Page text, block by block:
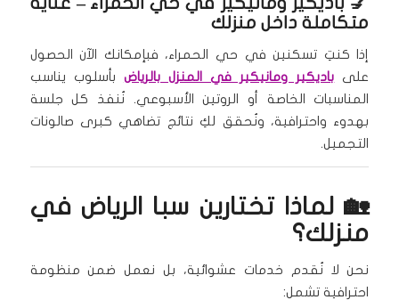
متكاملة داخل منزلك
إذا كنتِ تسكنين في حي الحمراء، فبإمكانك الآن الحصول
على باديكير ومانيكير في المنزل بالرياض بأسلوب يناسب
المناسبات الخاصة أو الروتين الأسبوعي. نُنفذ كل جلسة
بهدوء واحترافية، ونُحقق لكِ نتائج تضاهي كبرى صالونات
التجميل.
🏡 لماذا تختارين سبا الرياض في
منزلك؟
نحن لا نُقدم خدمات عشوائية، بل نعمل ضمن منظومة
احترافية تشمل: